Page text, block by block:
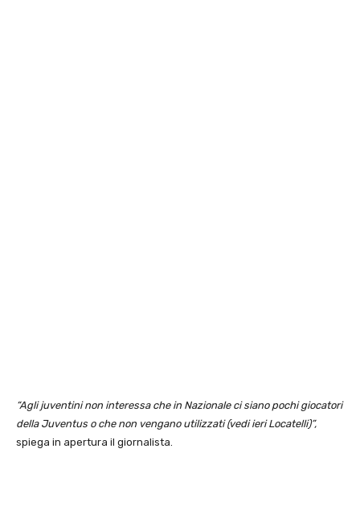
“Agli juventini non interessa che in Nazionale ci siano pochi giocatori
della Juventus o che non vengano utilizzati (vedi ieri Locatelli)”,
spiega in apertura il giornalista.